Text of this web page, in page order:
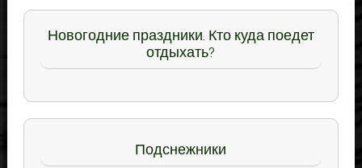
Новогодние праздники. Кто куда поедет
отдыхать?
Подснежники